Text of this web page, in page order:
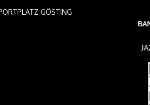
GÖSTING